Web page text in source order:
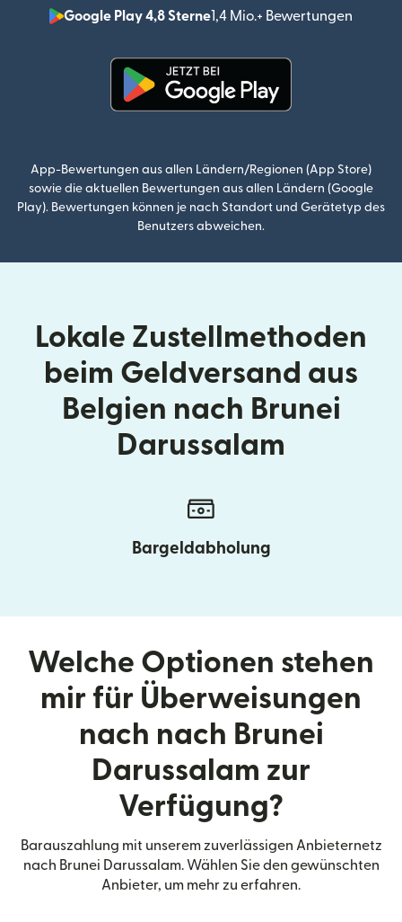
Google Play 4,8 Sterne1,4 Mio.+ Bewertungen
App-Bewertungen aus allen Ländern/Regionen (App Store)
sowie die aktuellen Bewertungen aus allen Ländern (Google
Play). Bewertungen können je nach Standort und Gerätetyp des
Benutzers abweichen.
Lokale Zustellmethoden
beim Geldversand aus
Belgien nach Brunei
Darussalam
Bargeldabholung
Welche Optionen stehen
mir für Überweisungen
nach nach Brunei
Darussalam zur
Verfügung?
Barauszahlung mit unserem zuverlässigen Anbieternetz
nach Brunei Darussalam. Wählen Sie den gewünschten
Anbieter, um mehr zu erfahren.